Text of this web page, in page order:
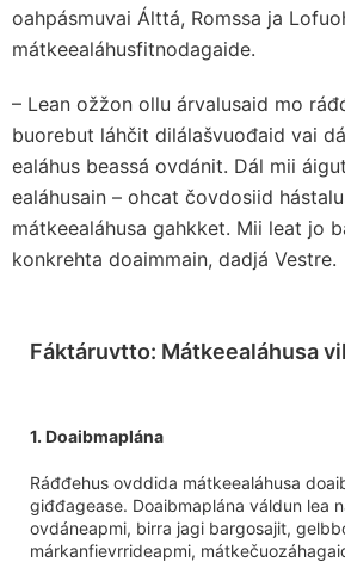
oahpásmuvai Álttá, Romssa ja
mátkeealáhusfitnodagaide.
– Lean ožžon ollu árvalusaid mo
buorebut láhčit dilálašvuođaid vai
ealáhus beassá ovdánit. Dál mii
ealáhusain – ohcat čovdosiid
mátkeealáhusa gahkket. Mii leat jo
konkrehta doaimmain, dadjá Vestre.
Fáktáruvtto: Mátkeealáhusa
1. Doaibmaplána
Ráđđehus ovddida mátkeealáhusa
giđđagease. Doaibmaplána váldun lea
ovdáneapmi, birra jagi bargosajit,
márkanfievrrideapmi,